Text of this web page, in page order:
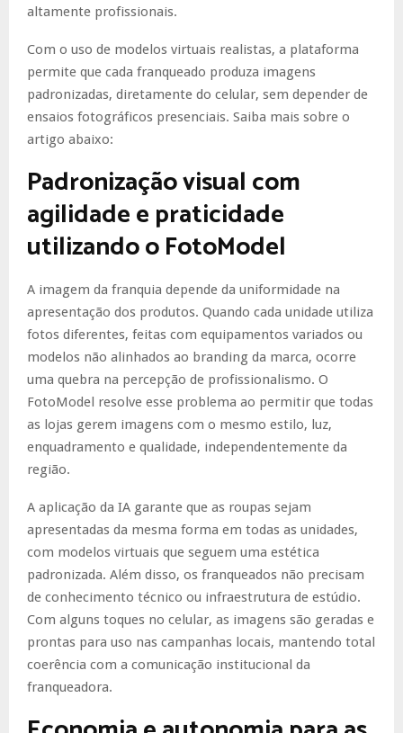
altamente profissionais.
Com o uso de modelos virtuais realistas, a plataforma
permite que cada franqueado produza imagens
padronizadas, diretamente do celular, sem depender de
ensaios fotográficos presenciais. Saiba mais sobre o
artigo abaixo:
Padronização visual com
agilidade e praticidade
utilizando o FotoModel
A imagem da franquia depende da uniformidade na
apresentação dos produtos. Quando cada unidade utiliza
fotos diferentes, feitas com equipamentos variados ou
modelos não alinhados ao branding da marca, ocorre
uma quebra na percepção de profissionalismo. O
FotoModel resolve esse problema ao permitir que todas
as lojas gerem imagens com o mesmo estilo, luz,
enquadramento e qualidade, independentemente da
região.
A aplicação da IA garante que as roupas sejam
apresentadas da mesma forma em todas as unidades,
com modelos virtuais que seguem uma estética
padronizada. Além disso, os franqueados não precisam
de conhecimento técnico ou infraestrutura de estúdio.
Com alguns toques no celular, as imagens são geradas e
prontas para uso nas campanhas locais, mantendo total
coerência com a comunicação institucional da
franqueadora.